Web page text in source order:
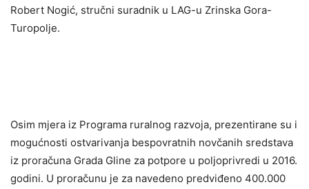
Robert Nogić, stručni suradnik u LAG-u Zrinska Gora-
Turopolje.
Osim mjera iz Programa ruralnog razvoja, prezentirane su i
mogućnosti ostvarivanja bespovratnih novčanih sredstava
iz proračuna Grada Gline za potpore u poljoprivredi u 2016.
godini. U proračunu je za navedeno predviđeno 400.000